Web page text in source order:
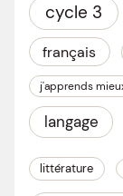
cycle 3
français
j'apprends
langage
littérature